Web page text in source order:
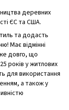
деревних
ЄС та США.
та додасть
Має відмінні
довго, що
років у житлових
для використання
а також у